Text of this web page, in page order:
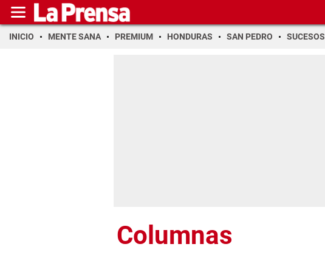
INICIO MENTE SANA PREMIUM HONDURAS SAN PEDRO SUCESOS
Columnas